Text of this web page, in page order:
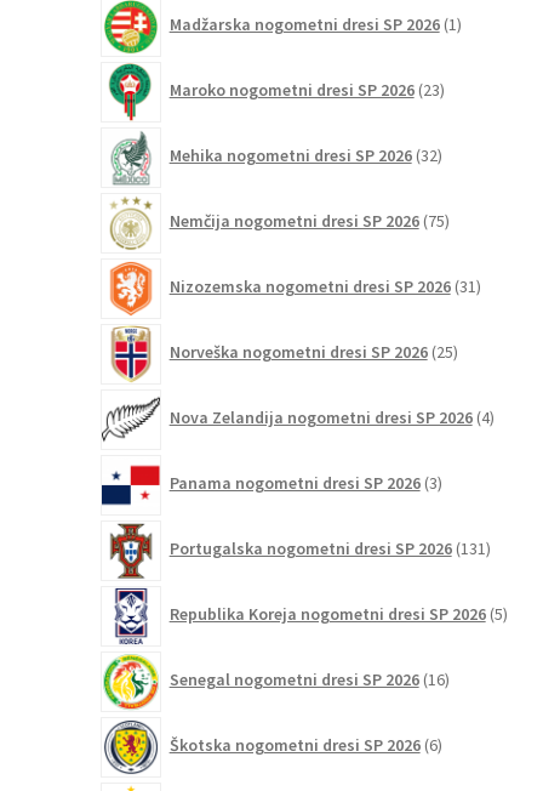
Madžarska nogometni dresi SP 2026 1izdelek
Maroko nogometni dresi SP 2026 23izdelkov
Mehika nogometni dresi SP 2026 32izdelkov
Nemčija nogometni dresi SP 2026 75izdelkov
Nizozemska nogometni dresi SP 2026 31izdelkov
Norveška nogometni dresi SP 2026 25izdelkov
Nova Zelandija nogometni dresi SP 2026 4izdelki
Panama nogometni dresi SP 2026 3izdelki
Portugalska nogometni dresi SP 2026 131
Republika Koreja nogometni dresi SP 2026 5
Senegal nogometni dresi SP 2026 16izdelkov
Škotska nogometni dresi SP 2026 6izdelkov